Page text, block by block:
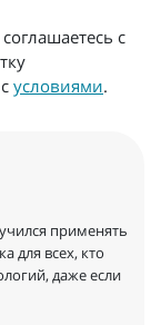
с
условиями.
применять
для всех, кто
даже если